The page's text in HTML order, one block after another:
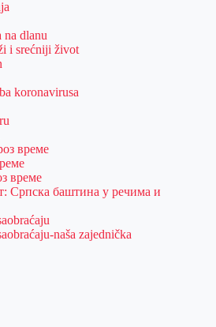
na dlanu
i srećniji život
koronavirusa
време
време
Српска баштина у речима и
naša zajednička